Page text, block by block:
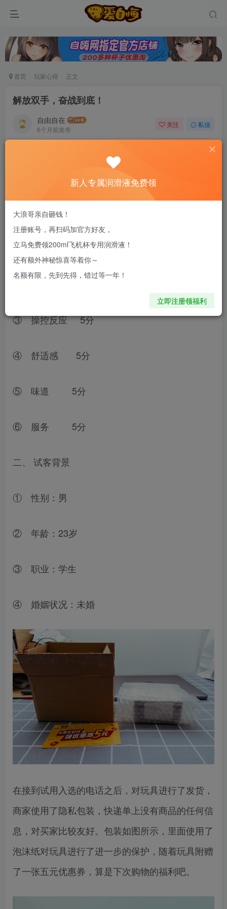
首页 玩家心得 正文
解放双手，奋战到底！
自由自在
6个月前发布
关注 私信
新老司机速来！注册自嗨网+扫码加好友，即
送200ml润滑液→
一、 综合评分 5分 强烈推荐
① 外型 5分
③ 操控反应 5分
④ 舒适感 5分
⑤ 味道 5分
⑥ 服务 5分
二、 试客背景
① 性别：男
② 年龄：23岁
③ 职业：学生
④ 婚姻状况：未婚
在接到试用入选的电话之后，对玩具进行了发货，
商家使用了隐私包装，快递单上没有商品的任何信
息，对买家比较友好。包装如图所示，里面使用了
泡沫纸对玩具进行了进一步的保护，随着玩具附赠
了一张五元优惠券，算是下次购物的福利吧。
新人专属润滑液免费领
大浪哥亲自砸钱！
注册账号，再扫码加官方好友，
立马免费领200ml飞机杯专用润滑液！
还有额外神秘惊喜等着你～
名额有限，先到先得，错过等一年！
立即注册领福利